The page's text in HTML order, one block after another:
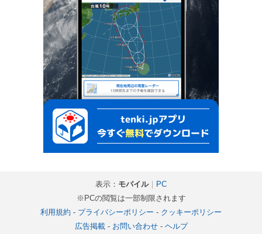
表示： モバイル｜ PC
※PCの閲覧は一部制限されます
利用規約 - プライバシーポリシー - クッキーポリシー
広告掲載- お問い合わせ- ヘルプ